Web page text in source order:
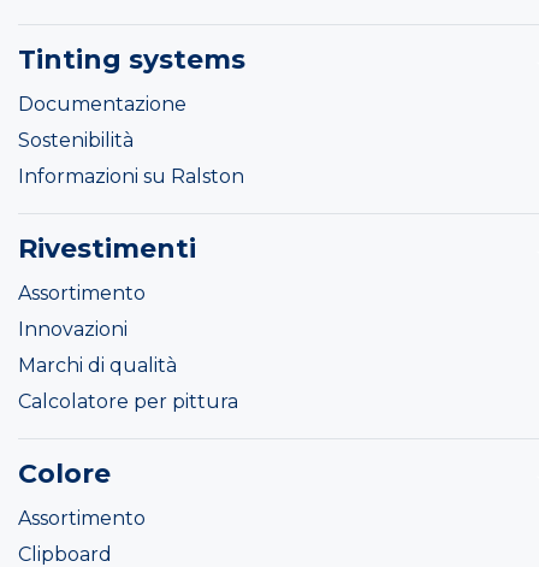
Tinting systems
Documentazione
Sostenibilità
Informazioni su Ralston
Rivestimenti
Assortimento
Innovazioni
Marchi di qualità
Calcolatore per pittura
Colore
Assortimento
Clipboard